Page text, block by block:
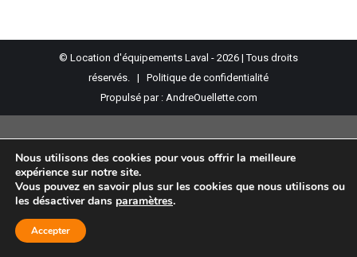
© Location d'équipements Laval - 2026 | Tous droits
réservés. | Politique de confidentialité
Propulsé par : AndreOuellette.com
Nous utilisons des cookies pour vous offrir la meilleure
expérience sur notre site.
Vous pouvez en savoir plus sur les cookies que nous utilisons ou
les désactiver dans paramètres.
Accepter